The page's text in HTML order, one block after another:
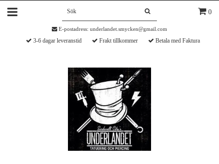
0
E-postadress: underlandet.smycken@gmail.com
3-6 dagar leveranstid Frakt tillkommer Betala med Faktura